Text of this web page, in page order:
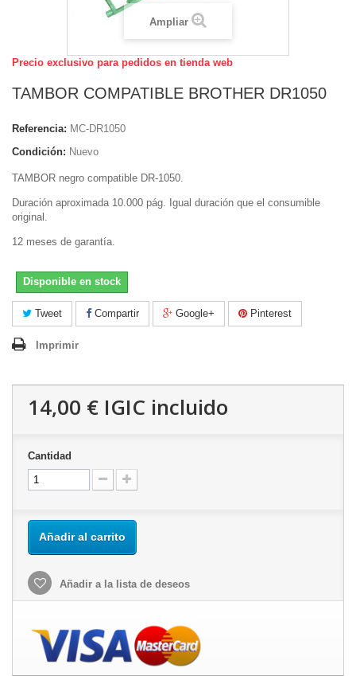
Ampliar
Precio exclusivo para pedidos en tienda web
TAMBOR COMPATIBLE BROTHER DR1050
Referencia: MC-DR1050
Condición: Nuevo
TAMBOR negro compatible DR-1050.
Duración aproximada 10.000 pág. Igual duración que el consumible
original.
12 meses de garantía.
Disponible en stock
Tweet Compartir Google+ Pinterest
Imprimir
14,00 € IGIC incluido
Cantidad
Añadir al carrito
Añadir a la lista de deseos